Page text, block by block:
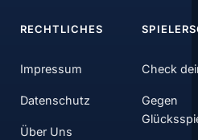
RECHTLICHES
Impressum
Datenschutz
Über Uns
Check
Gegen